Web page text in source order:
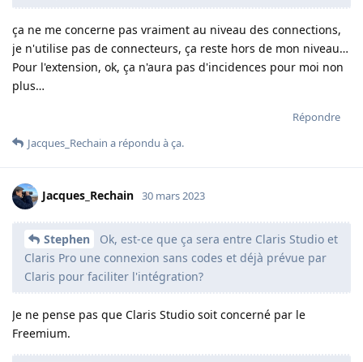
ça ne me concerne pas vraiment au niveau des connections,
je n'utilise pas de connecteurs, ça reste hors de mon niveau…
Pour l'extension, ok, ça n'aura pas d'incidences pour moi non
plus…
Répondre
Jacques_Rechain a répondu à ça.
Jacques_Rechain 30 mars 2023
Stephen
Ok, est-ce que ça sera entre Claris Studio et
Claris Pro une connexion sans codes et déjà prévue par
Claris pour faciliter l'intégration?
Je ne pense pas que Claris Studio soit concerné par le
Freemium.